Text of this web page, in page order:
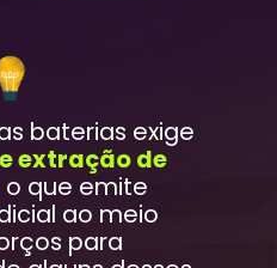
baterias exige
extração de
o que emite
ao meio
para